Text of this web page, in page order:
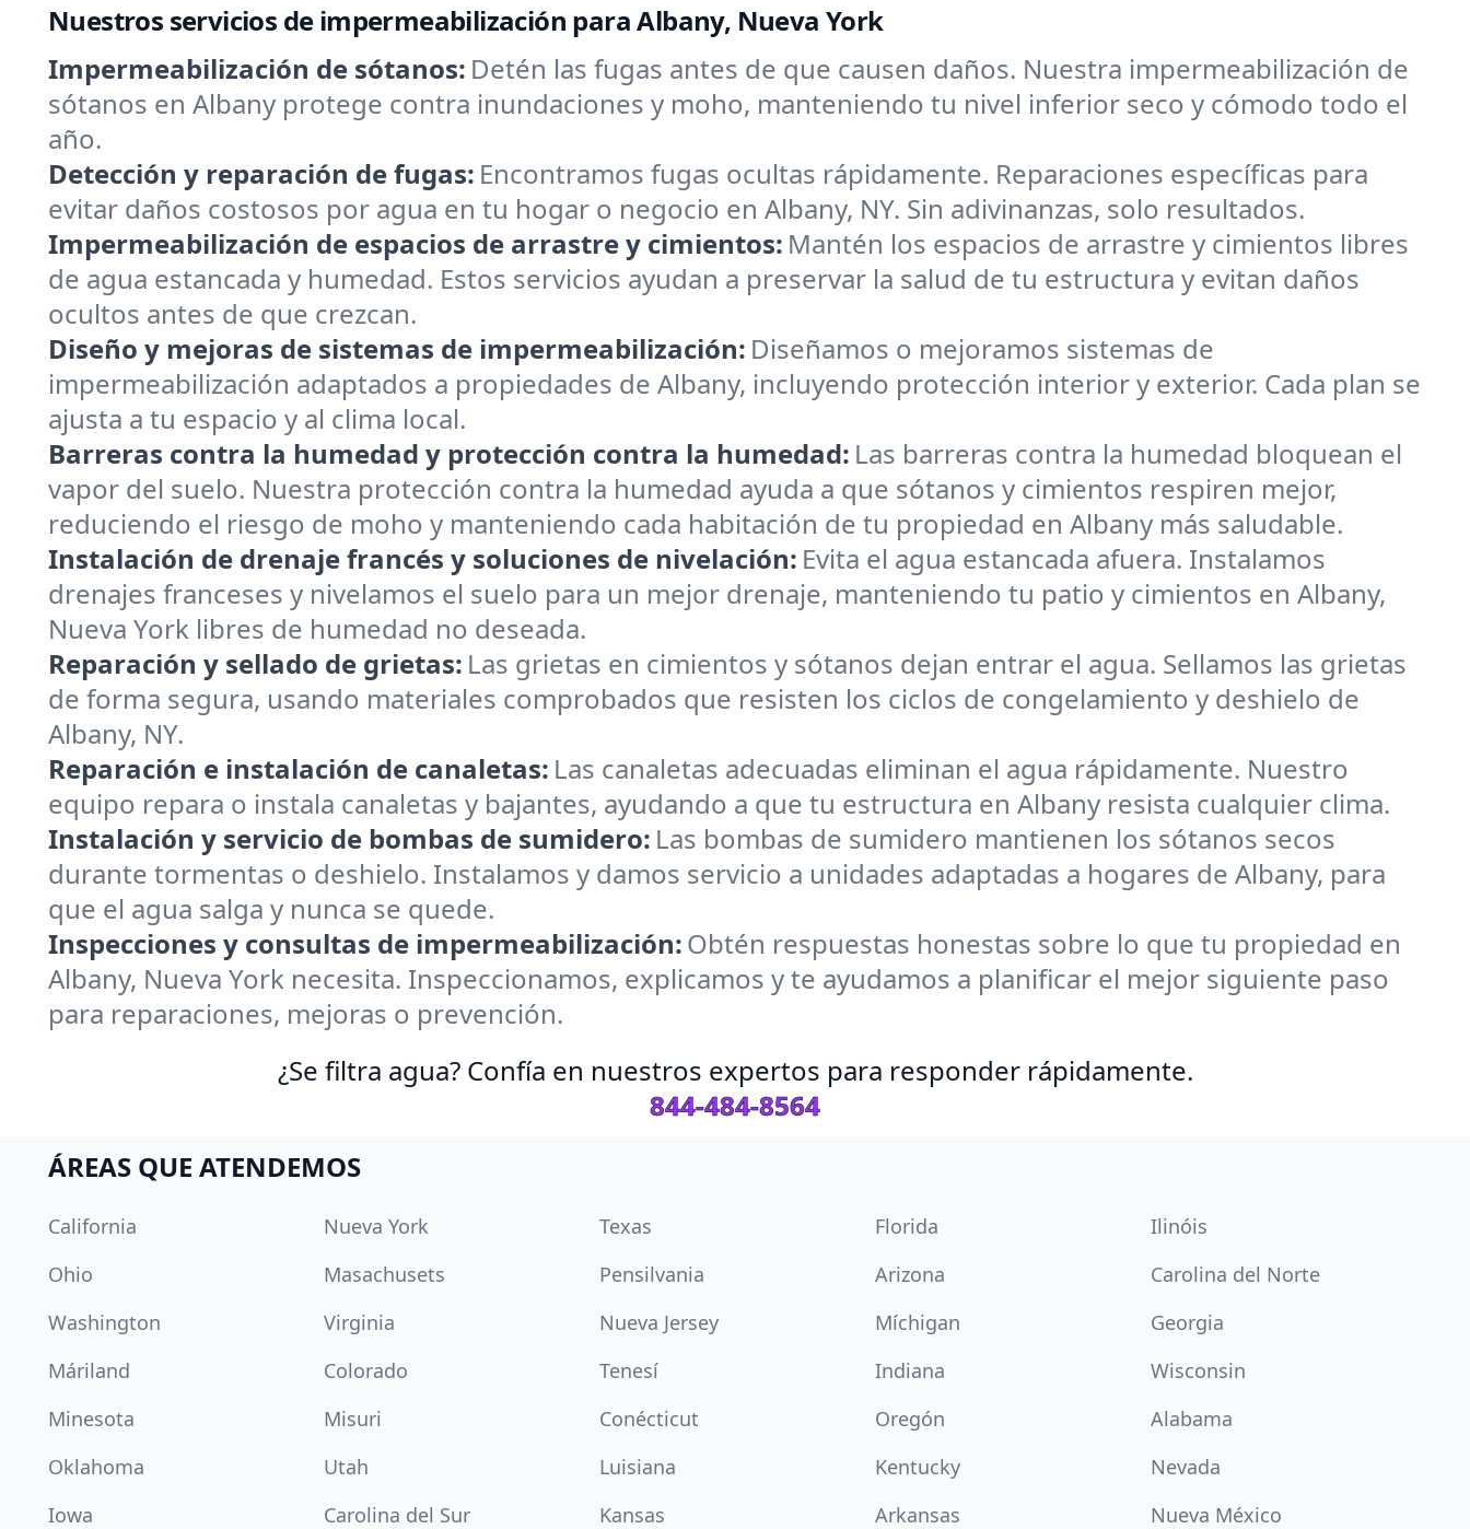
Nuestros servicios de impermeabilización para Albany, Nueva York
Impermeabilización de sótanos: Detén las fugas antes de que causen daños. Nuestra impermeabilización de
sótanos en Albany protege contra inundaciones y moho, manteniendo tu nivel inferior seco y cómodo todo el
año.
Detección y reparación de fugas: Encontramos fugas ocultas rápidamente. Reparaciones específicas para
evitar daños costosos por agua en tu hogar o negocio en Albany, NY. Sin adivinanzas, solo resultados.
Impermeabilización de espacios de arrastre y cimientos: Mantén los espacios de arrastre y cimientos libres
de agua estancada y humedad. Estos servicios ayudan a preservar la salud de tu estructura y evitan daños
ocultos antes de que crezcan.
Diseño y mejoras de sistemas de impermeabilización: Diseñamos o mejoramos sistemas de
impermeabilización adaptados a propiedades de Albany, incluyendo protección interior y exterior. Cada plan se
ajusta a tu espacio y al clima local.
Barreras contra la humedad y protección contra la humedad: Las barreras contra la humedad bloquean el
vapor del suelo. Nuestra protección contra la humedad ayuda a que sótanos y cimientos respiren mejor,
reduciendo el riesgo de moho y manteniendo cada habitación de tu propiedad en Albany más saludable.
Instalación de drenaje francés y soluciones de nivelación: Evita el agua estancada afuera. Instalamos
drenajes franceses y nivelamos el suelo para un mejor drenaje, manteniendo tu patio y cimientos en Albany,
Nueva York libres de humedad no deseada.
Reparación y sellado de grietas: Las grietas en cimientos y sótanos dejan entrar el agua. Sellamos las grietas
de forma segura, usando materiales comprobados que resisten los ciclos de congelamiento y deshielo de
Albany, NY.
Reparación e instalación de canaletas: Las canaletas adecuadas eliminan el agua rápidamente. Nuestro
equipo repara o instala canaletas y bajantes, ayudando a que tu estructura en Albany resista cualquier clima.
Instalación y servicio de bombas de sumidero: Las bombas de sumidero mantienen los sótanos secos
durante tormentas o deshielo. Instalamos y damos servicio a unidades adaptadas a hogares de Albany, para
que el agua salga y nunca se quede.
Inspecciones y consultas de impermeabilización:Obtén respuestas honestas sobre lo que tu propiedad en
Albany, Nueva York necesita. Inspeccionamos, explicamos y te ayudamos a planificar el mejor siguiente paso
para reparaciones, mejoras o prevención.
¿Se filtra agua? Confía en nuestros expertos para responder rápidamente.
844-484-8564
ÁREAS QUE ATENDEMOS
California Nueva York Texas Florida
Ilinóis
Ohio
Masachusets Pensilvania Arizona
Carolina del Norte
Washington
Virginia Nueva Jersey Míchigan
Georgia
Máriland
Colorado Tenesí Indiana
Wisconsin
Minesota
Misuri Conécticut Oregón
Alabama
Oklahoma
Utah Luisiana Kentucky
Nevada
Iowa
Carolina del Sur Kansas Arkansas Nueva México